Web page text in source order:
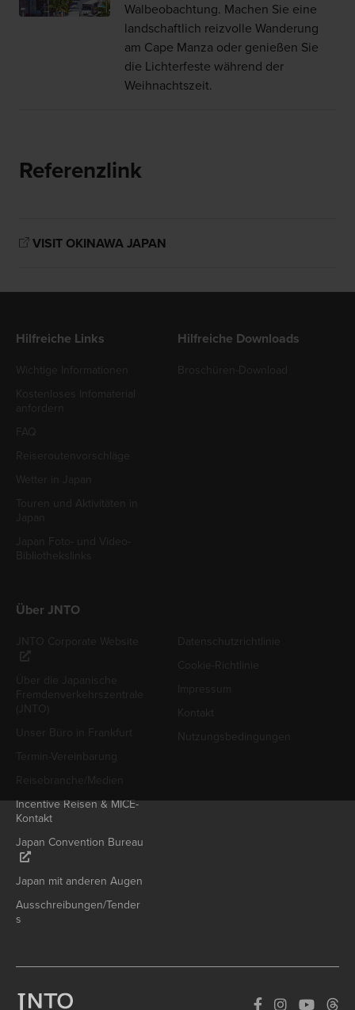
Walbeobachtung. Machen Sie eine
landschaftlich reizvolle Wanderung
am Cape Manza oder genießen Sie
die Lichterfeste während der
Weihnachtszeit.
Referenzlink
VISIT OKINAWA JAPAN
Hilfreiche Links Hilfreiche Downloads
Über JNTO
Incentive Reisen & MICE-
Kontakt
Japan Convention Bureau
Japan mit anderen Augen
Ausschreibungen/Tender
s